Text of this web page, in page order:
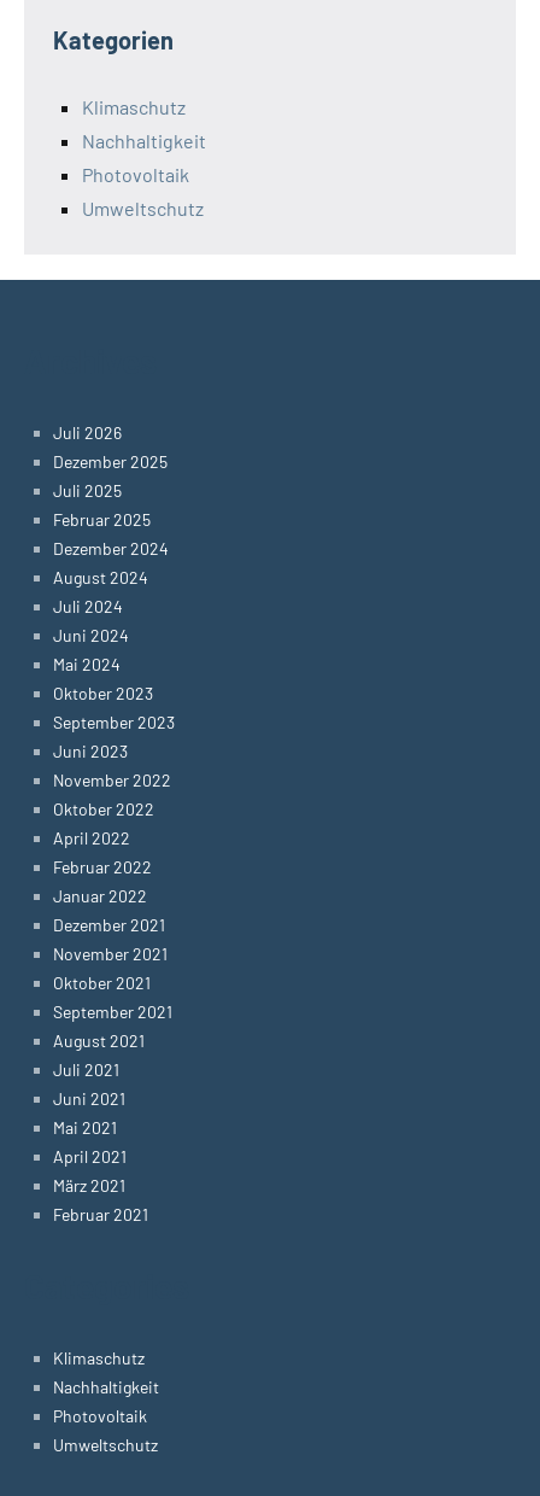
Kategorien
Klimaschutz
Nachhaltigkeit
Photovoltaik
Umweltschutz
Juli 2026
Dezember 2025
Juli 2025
Februar 2025
Dezember 2024
August 2024
Juli 2024
Juni 2024
Mai 2024
Oktober 2023
September 2023
Juni 2023
November 2022
Oktober 2022
April 2022
Februar 2022
Januar 2022
Dezember 2021
November 2021
Oktober 2021
September 2021
August 2021
Juli 2021
Juni 2021
Mai 2021
April 2021
März 2021
Februar 2021
Klimaschutz
Nachhaltigkeit
Photovoltaik
Umweltschutz